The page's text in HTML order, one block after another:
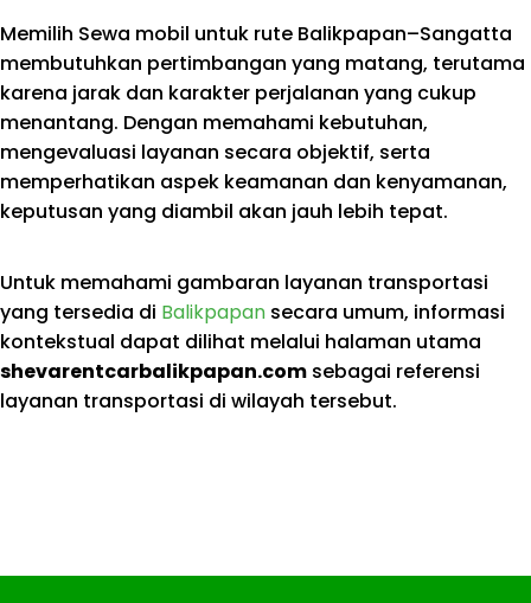
Memilih Sewa mobil untuk rute Balikpapan–Sangatta
membutuhkan pertimbangan yang matang, terutama
karena jarak dan karakter perjalanan yang cukup
menantang. Dengan memahami kebutuhan,
mengevaluasi layanan secara objektif, serta
memperhatikan aspek keamanan dan kenyamanan,
keputusan yang diambil akan jauh lebih tepat.
Untuk memahami gambaran layanan transportasi
yang tersedia di Balikpapan secara umum, informasi
kontekstual dapat dilihat melalui halaman utama
shevarentcarbalikpapan.com sebagai referensi
layanan transportasi di wilayah tersebut.